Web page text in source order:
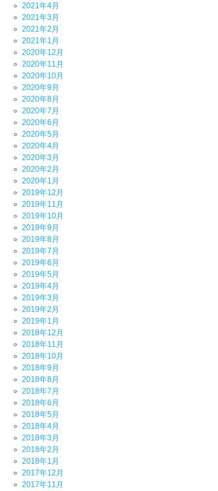
2021年4月
2021年3月
2021年2月
2021年1月
2020年12月
2020年11月
2020年10月
2020年9月
2020年8月
2020年7月
2020年6月
2020年5月
2020年4月
2020年3月
2020年2月
2020年1月
2019年12月
2019年11月
2019年10月
2019年9月
2019年8月
2019年7月
2019年6月
2019年5月
2019年4月
2019年3月
2019年2月
2019年1月
2018年12月
2018年11月
2018年10月
2018年9月
2018年8月
2018年7月
2018年6月
2018年5月
2018年4月
2018年3月
2018年2月
2018年1月
2017年12月
2017年11月